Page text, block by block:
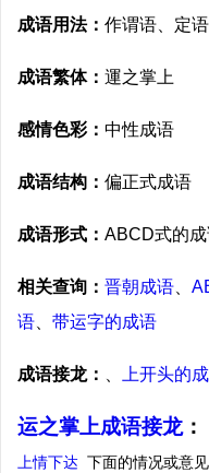
成语用法： 作谓语、定
成语繁体： 運之掌上
感情色彩： 中性成语
成语结构： 偏正式成语
成语形式： ABCD式的
相关查询： 晋朝成语
语
带运字的成语
成语接龙： 上开头的
运之掌上成语接龙：
上情下达 下面的情况或意